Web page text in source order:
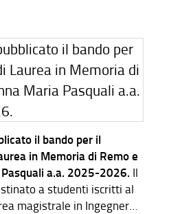
il bando per il
in Memoria di Remo e
a.a. 2025-2026. Il
a studenti iscritti al
magistrale in Ingegneria